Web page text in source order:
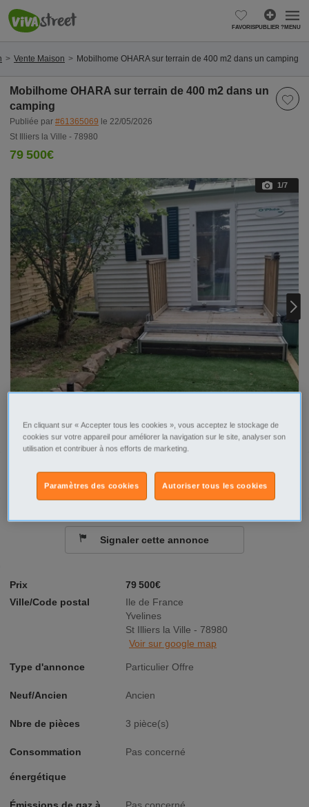
FAVORISPUBLIER ?MENU
Vente Maison Mobilhome OHARA sur terrain de 400 m2 dans un camping
Mobilhome OHARA sur terrain de 400 m2 dans un
camping
Publiée par #61365069 le 22/05/2026
St Illiers la Ville - 78980
79 500€
1/7
Prix
79 500€
Ville/Code postal
Ile de France
Yvelines
St Illiers la Ville - 78980
Voir sur google map
Type d'annonce Particulier Offre
Neuf/Ancien Ancien
Nbre de pièces 3 pièce(s)
Consommation
énergétique
Pas concerné
Contacter par email
Signaler cette annonce
En cliquant sur « Accepter tous les cookies », vous acceptez le stockage de
cookies sur votre appareil pour améliorer la navigation sur le site, analyser son
utilisation et contribuer à nos efforts de marketing.
Autoriser tous les cookies
Paramètres des cookies